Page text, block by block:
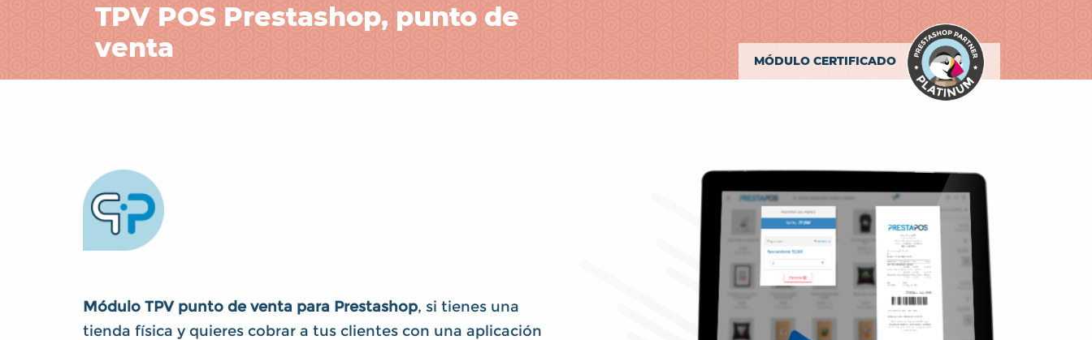
TPV POS Prestashop, punto de
venta
MÓDULO CERTIFICADO
Módulo TPV punto de venta para Prestashop, si tienes una
tienda física y quieres cobrar a tus clientes con una aplicación